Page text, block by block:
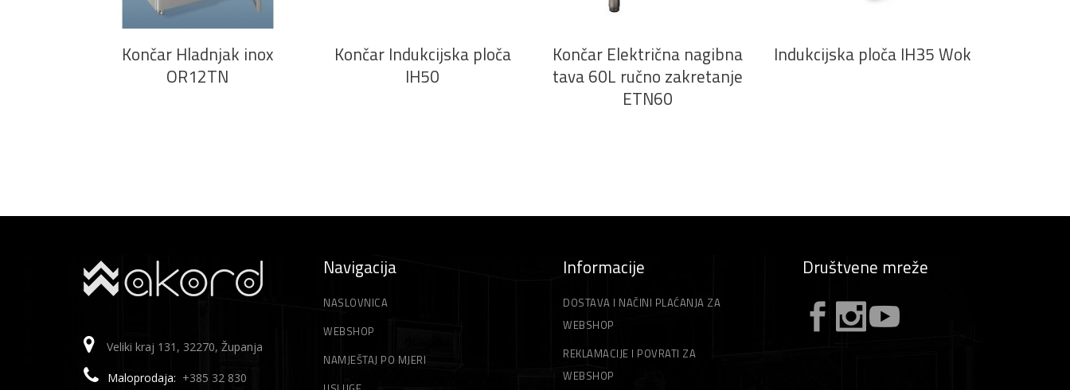
Končar Hladnjak inox
OR12TN
Končar Indukcijska ploča
IH50
Končar Električna nagibna
tava 60L ručno zakretanje
ETN60
Indukcijska ploča IH35 Wok
Veliki kraj 131, 32270, Županja
Maloprodaja: +385 32 830
Navigacija
NASLOVNICA
WEBSHOP
NAMJEŠTAJ PO MJERI
Informacije
DOSTAVA I NAČINI PLAĆANJA ZA
WEBSHOP
REKLAMACIJE I POVRATI ZA
WEBSHOP
Društvene mreže